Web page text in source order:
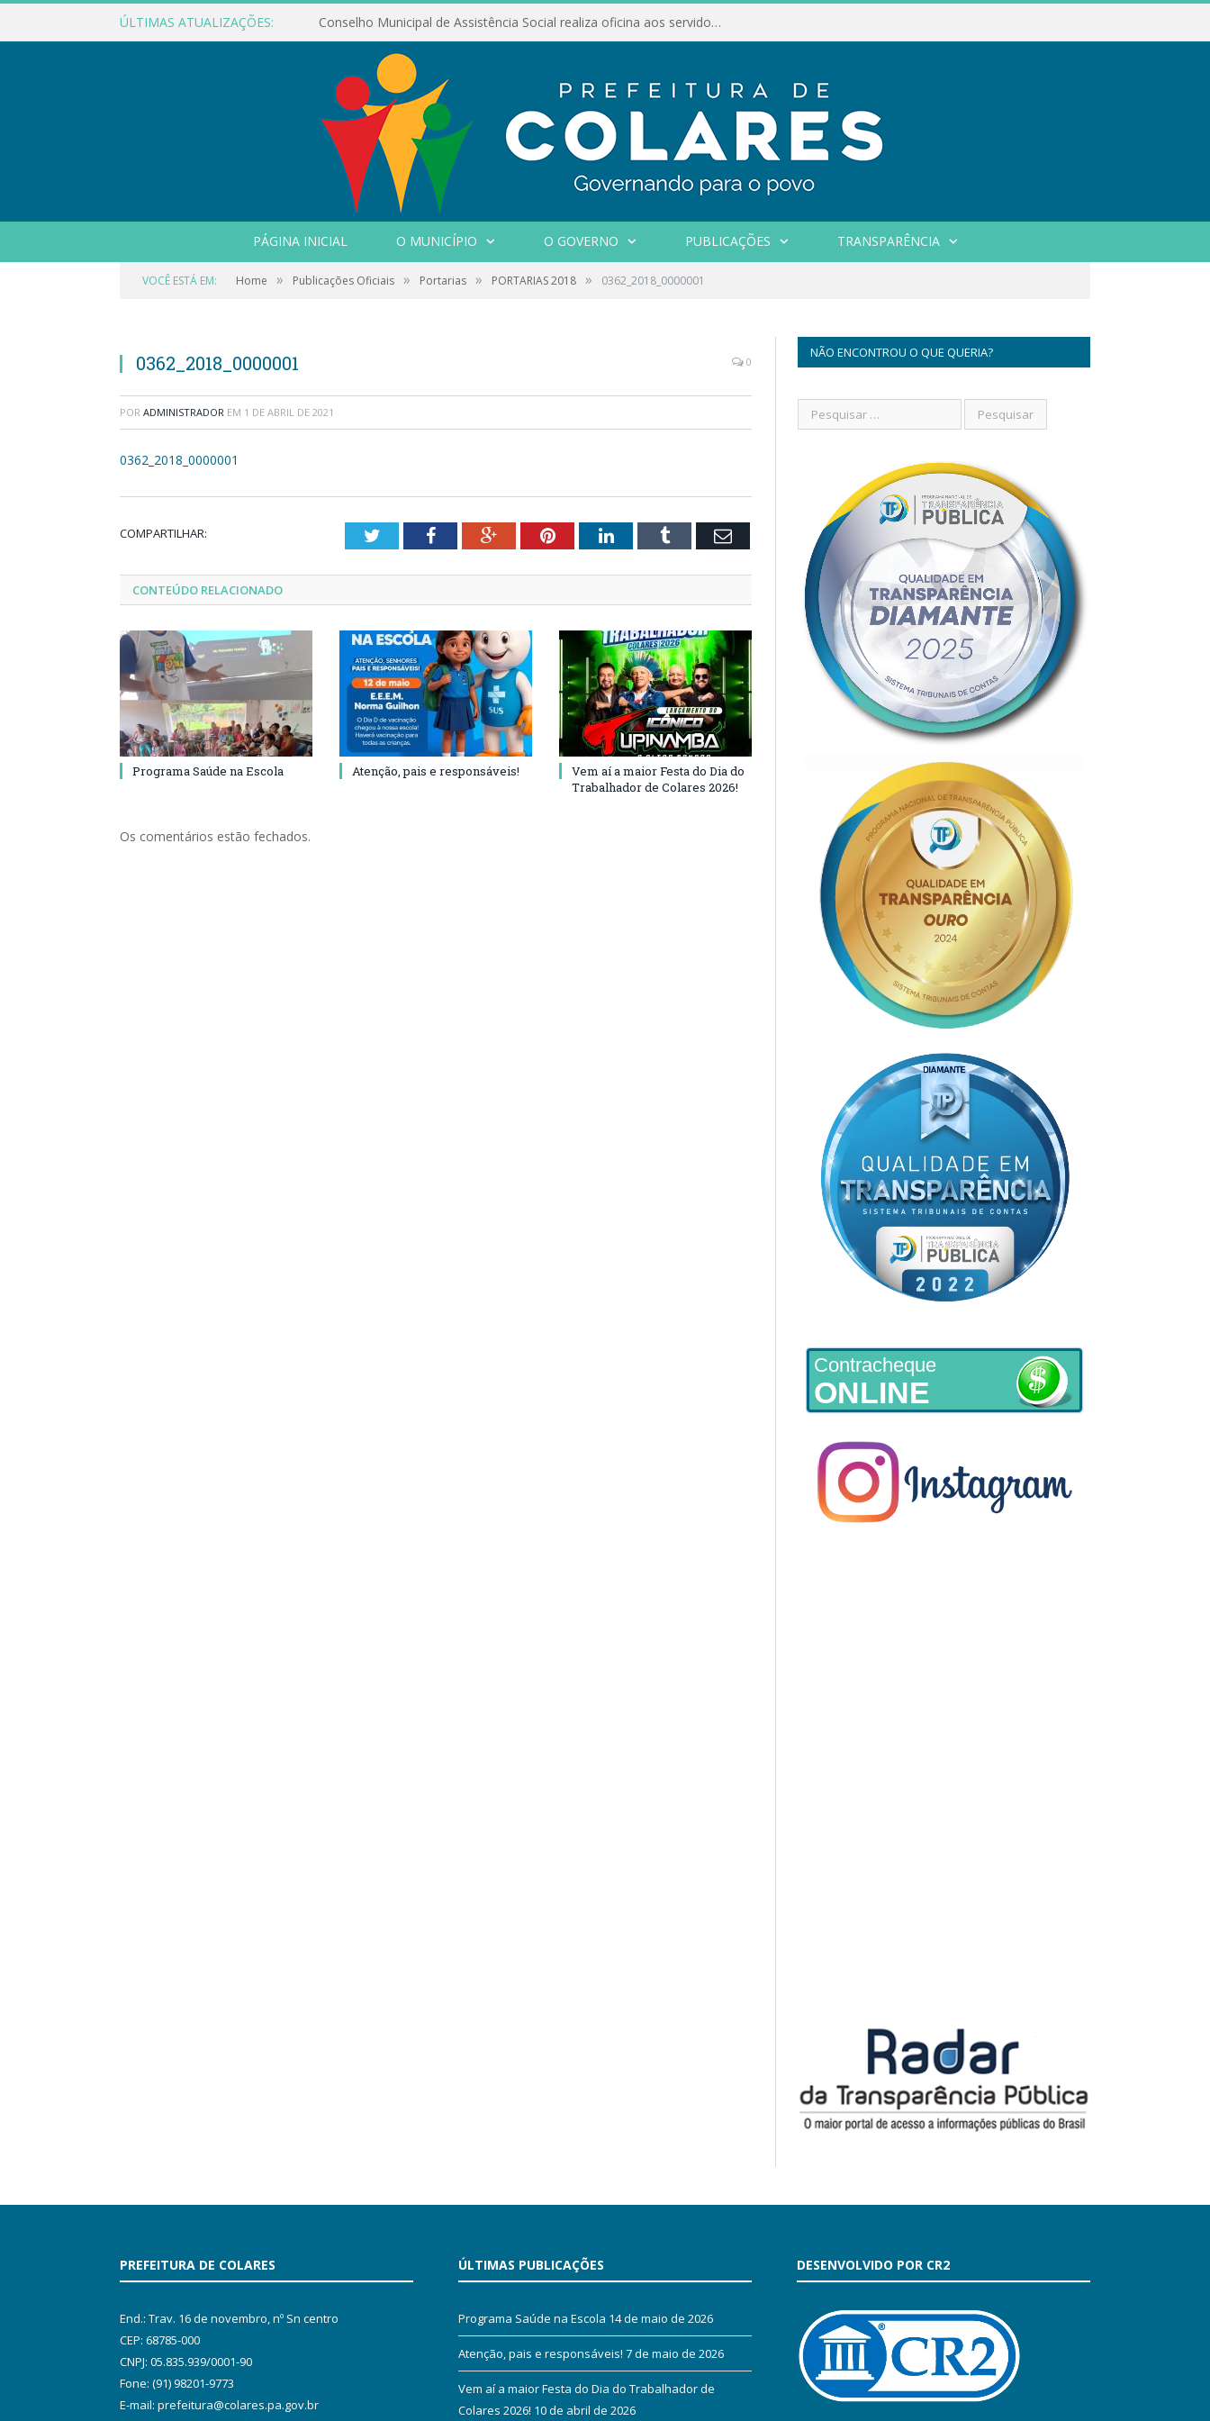
ÚLTIMAS ATUALIZAÇÕES: Conselho Municipal de Assistência Social realiza oficina aos servidores
PÁGINA INICIAL O MUNICÍPIO O GOVERNO PUBLICAÇÕES TRANSPARÊNCIA
VOCÊ ESTÁ EM: Home » Publicações Oficiais » Portarias » PORTARIAS 2018 » 0362_2018_0000001
0362_2018_0000001 0
POR ADMINISTRADOR EM 1 DE ABRIL DE 2021
0362_2018_0000001
COMPARTILHAR: TwitterFacebookGoogle+PinterestLinkedInTumblr Email
CONTEÚDO RELACIONADO
Programa Saúde na Escola Atenção, pais e responsáveis!
Vem aí a maior Festa do Dia do
Trabalhador de Colares 2026!
Os comentários estão fechados.
NÃO ENCONTROU O QUE QUERIA?
Contracheque
ONLINE
PREFEITURA DE COLARES
End.: Trav. 16 de novembro, nº Sn centro
CEP: 68785-000
CNPJ: 05.835.939/0001-90
Fone: (91) 98201-9773
E-mail: prefeitura@colares.pa.gov.br
ÚLTIMAS PUBLICAÇÕES
Programa Saúde na Escola 14 de maio de 2026
Atenção, pais e responsáveis! 7 de maio de 2026
Vem aí a maior Festa do Dia do Trabalhador de
Colares 2026! 10 de abril de 2026
DESENVOLVIDO POR CR2